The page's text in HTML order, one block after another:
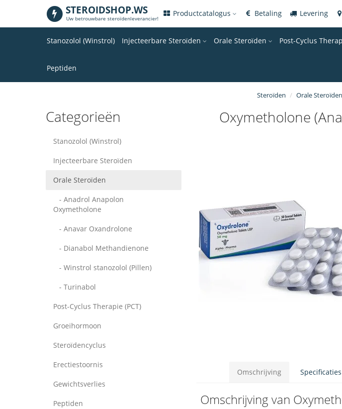
STEROIDSHOP.WS
Uw betrouwbare steroïdenleverancier!
Productcatalogus Betaling Levering
Stanozolol (Winstrol) Injecteerbare Steroïden Orale Steroïden Post-Cyclus
Peptiden
Categorieën
Stanozolol (Winstrol)
Injecteerbare Steroïden
Orale Steroïden
- Anadrol Anapolon
Oxymetholone
- Anavar Oxandrolone
- Dianabol Methandienone
- Winstrol stanozolol (Pillen)
- Turinabol
Post-Cyclus Therapie (PCT)
Groeihormoon
Steroïdencyclus
Erectiestoornis
Gewichtsverlies
Peptiden
Steroïden Orale Steroïden
Oxymetholone
Omschrijving Specificaties
Omschrijving van